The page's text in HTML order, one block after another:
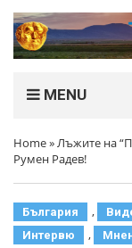
MENU
Home»Лъжите на
Румен Радев!
България ,
Интервю ,